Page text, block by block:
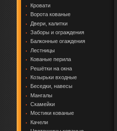
Кровати
Ворота кованые
Двери, калитки
Заборы и ограждения
Балконные огаждения
Лестницы
Кованые перила
Решётки на окна
Козырьки входные
Беседки, навесы
Мангалы
Скамейки
Мостики кованые
Качели